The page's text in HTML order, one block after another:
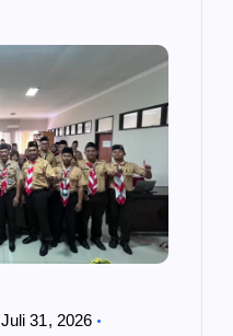
Juli 31, 2026